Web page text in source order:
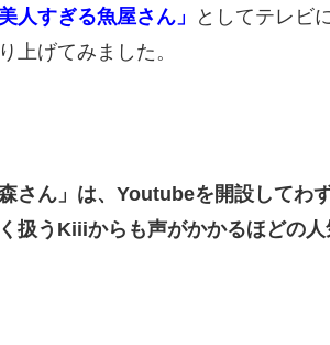
美人すぎる魚屋さん」 としてテレビ
上げてみました。
森さん」は、Youtubeを開設してわ
扱うKiiiからも声がかかるほどの人